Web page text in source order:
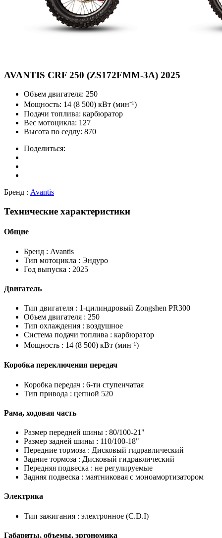
AVANTIS CRF 250 (ZS172FMM-3A) 2025
Объем двигателя: 250
Мощность: 14 (8 500) кВт (мин⁻¹)
Подачи топлива: карбюратор
Вес мотоцикла: 127
Высота по седлу: 870
Поделиться:
Бренд : Avantis
Технические характеристики
Общие
Бренд : Avantis
Тип мотоцикла : Эндуро
Год выпуска : 2025
Двигатель
Тип двигателя : 1-цилиндровый Zongshen PR300
Объем двигателя : 250
Тип охлаждения : воздушное
Система подачи топлива : карбюратор
Мощность : 14 (8 500) кВт (мин⁻¹)
Коробка переключения передач
Коробка передач : 6-ти ступенчатая
Тип привода : цепной 520
Рама, ходовая часть
Размер передней шины : 80/100-21"
Размер задней шины : 110/100-18"
Передние тормоза : Дисковый гидравлический
Задние тормоза : Дисковый гидравлический
Передняя подвеска : не регулируемые
Задняя подвеска : маятниковая с моноамортизатором
Электрика
Тип зажигания : электронное (C.D.I)
Габариты, объемы, эргономика